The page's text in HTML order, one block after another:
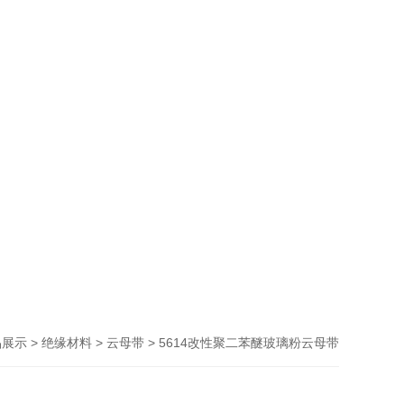
示 > 绝缘材料 > 云母带 > 5614改性聚二苯醚玻璃粉云母带